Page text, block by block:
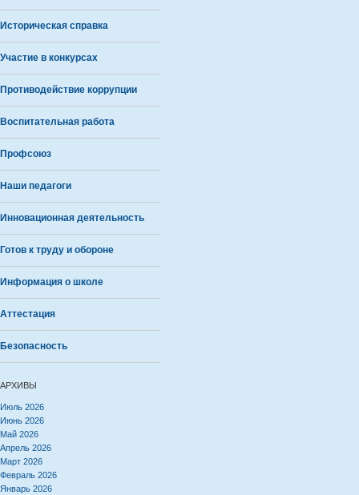
Историческая справка
Участие в конкурсах
Противодействие коррупции
Воспитательная работа
Профсоюз
Наши педагоги
Инновационная деятельность
Готов к труду и обороне
Информация о школе
Аттестация
Безопасность
АРХИВЫ
Июль 2026
Июнь 2026
Май 2026
Апрель 2026
Март 2026
Февраль 2026
Январь 2026